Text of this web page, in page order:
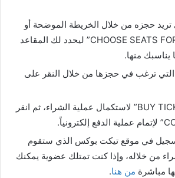
تريد حجزه من خلال الخريطة الموضحة أو
انقر على ” CHOOSE SEATS FOR ME” ليحدد لك المقاعد
يناسبك منها.
التي ترغب في حجزها من خلال النقر على
انقر على “BUY TICKETS” لاستكمال عملية الشراء، ثم انقر
في موقع تيكت بوكس الذي ستقوم
من خلاله، وإذا كنت تمتلك عضوية يمكنك
مباشرة من هنا.